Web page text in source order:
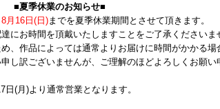
■夏季休業のお知らせ■
月16日(日)までを夏季休業期間とさせて頂きます。
にお時間を頂戴いたしますことをご了承くださいま
、作品によっては通常よりお届けに時間がかかる場
し訳ございませんが、ご理解のほどよろしくお願い
日(月)より通常営業となります。